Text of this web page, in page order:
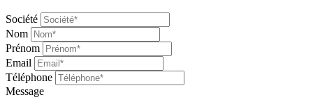
Société
Nom
Prénom
Email
Téléphone
Message